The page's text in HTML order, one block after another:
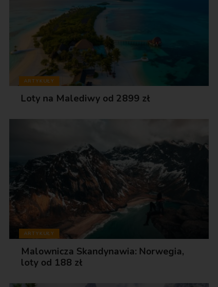
ARTYKUŁY
Loty na Malediwy od 2899 zł
ARTYKUŁY
Malownicza Skandynawia: Norwegia,
loty od 188 zł